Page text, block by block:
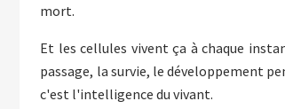
mort.
Et les cellules vivent ça à chaque
passage, la survie, le développement
c'est l'intelligence du vivant.